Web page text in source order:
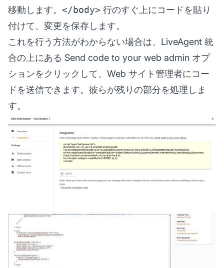
移動します。 </body> 行のすぐ上にコードを貼り
付けて、変更を保存します。
これを行う方法がわからない場合は、LiveAgent 統
合の上にある Send code to your web admin オプ
ションをクリックして、Web サイト管理者にコー
ドを送信できます。彼らが残りの部分を処理しま
す。